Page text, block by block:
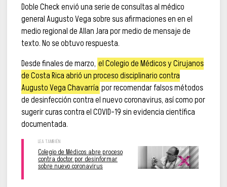
Doble Check envió una serie de consultas al médico
general Augusto Vega sobre sus afirmaciones en en el
medio regional de Allan Jara por medio de mensaje de
texto. No se obtuvo respuesta.
Desde finales de marzo, el Colegio de Médicos y Cirujanos
de Costa Rica abrió un proceso disciplinario contra
Augusto Vega Chavarría por recomendar falsos métodos
de desinfección contra el nuevo coronavirus, así como por
sugerir curas contra el COVID-19 sin evidencia científica
documentada.
Colegio de Médicos abre proceso
contra doctor por desinformar
sobre nuevo coronavirus